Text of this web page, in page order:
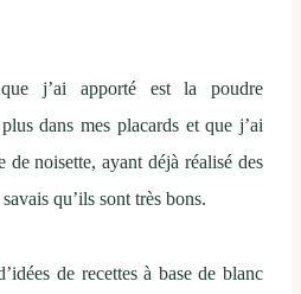
j’ai apporté est la poudre
dans mes placards et que j’ai
de noisette, ayant déjà réalisé des
qu’ils sont très bons.
de recettes à base de blanc